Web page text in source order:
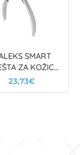
SMART
ZA KOŽICU
31, 5mm
23,73€